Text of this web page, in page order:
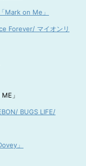
Mark on Me」
Forever/ マイオンリ
」
BUGS LIFE/
」